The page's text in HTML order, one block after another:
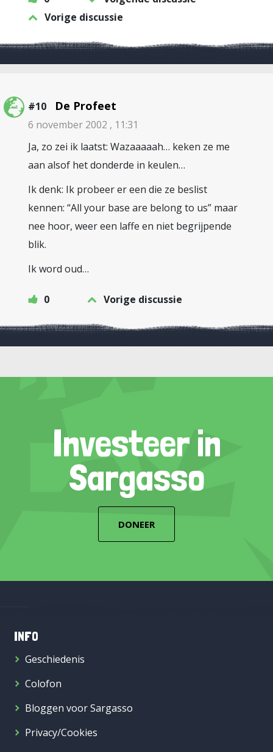
Vorige discussie
#10 De Profeet
6 november 2002 , 11:31
Ja, zo zei ik laatst: Wazaaaaah… keken ze me
aan alsof het donderde in keulen…
Ik denk: Ik probeer er een die ze beslist
kennen: “All your base are belong to us” maar
nee hoor, weer een laffe en niet begrijpende
blik.
Ik word oud…
0 Vorige discussie
Investeer in
Sargasso
DONEER
INFO
Geschiedenis
Colofon
Bloggen voor Sargasso
Privacy/Cookies